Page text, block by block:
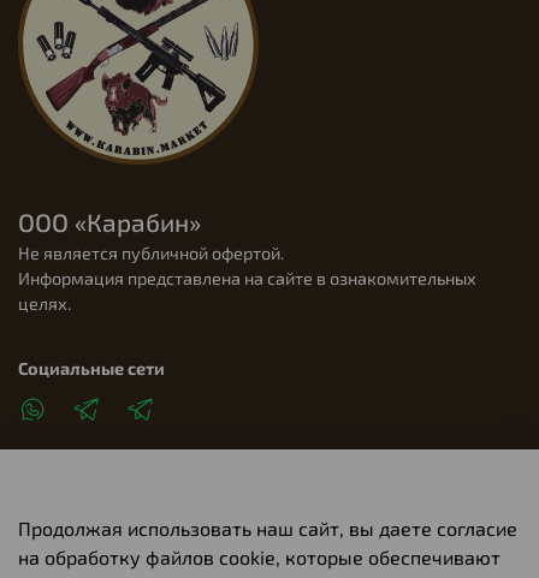
Клиентам
ООО «Карабин»
Не является публичной офертой.
Информация представлена на сайте в ознакомительных
целях.
Социальные сети
Продолжая использовать наш сайт, вы даете согласие
на обработку файлов cookie, которые обеспечивают